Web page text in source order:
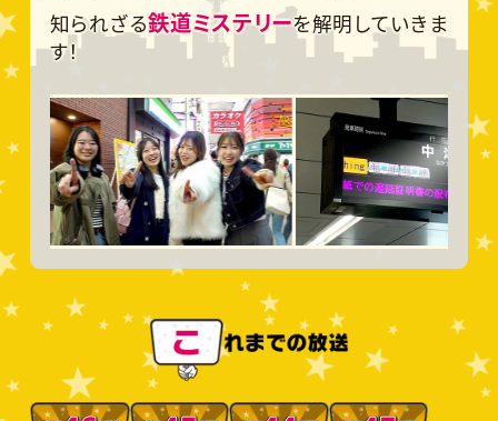
知られざる鉄道ミステリーを解明していきま
す！